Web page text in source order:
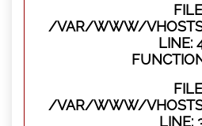
/VAR/WWW/
LINE:
/VAR/WWW/
LINE: